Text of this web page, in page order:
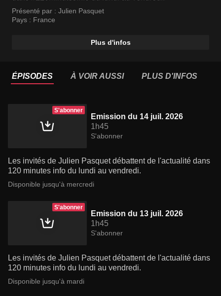
Présenté par : Julien Pasquet
Pays : France
Plus d'infos
ÉPISODES À VOIR AUSSI PLUS D'INFOS
S'abonner
Emission du 14 juil. 2026
1h45
S'abonner
Les invités de Julien Pasquet débattent de l'actualité dans
120 minutes info du lundi au vendredi.
Disponible jusqu'à mercredi
S'abonner
Emission du 13 juil. 2026
1h45
S'abonner
Les invités de Julien Pasquet débattent de l'actualité dans
120 minutes info du lundi au vendredi.
Disponible jusqu'à mardi